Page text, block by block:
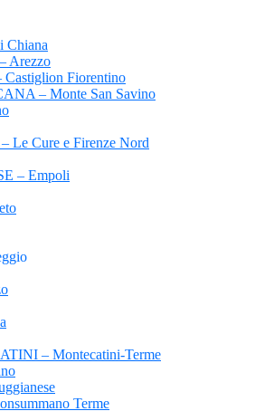
Arezzo
Fiorentino
– Monte San Savino
Cure e Firenze Nord
– Empoli
– Montecatini-Terme
Terme